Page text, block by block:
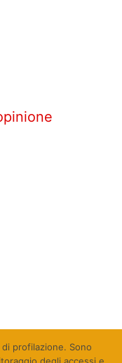
profilazione. Sono